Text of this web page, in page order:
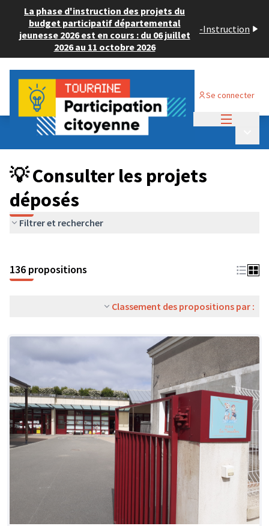
La phase d'instruction des projets du
budget participatif départemental
jeunesse 2026 est en cours : du 06 juillet
2026 au 11 octobre 2026
-Instruction
Se connecter
Budget Participatif JEUNESSE 2024
💡 Consulter les projets déposés
💡 Consulter les projets
déposés
Filtrer et rechercher
136 propositions
Classement des propositions par :